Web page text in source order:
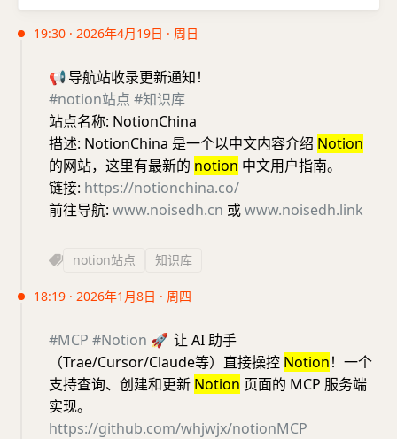
19:30 · 2026年4月19日 · 周日
📢导航站收录更新通知！
#notion站点 #知识库
站点名称: NotionChina
描述: NotionChina 是一个以中文内容介绍 Notion
的网站，这里有最新的 notion 中文用户指南。
链接: https://notionchina.co/
前往导航: www.noisedh.cn 或www.noisedh.link
notion站点 知识库
18:19 · 2026年1月8日 · 周四
#MCP #Notion 🚀 让 AI 助手
（Trae/Cursor/Claude等）直接操控 Notion！一个
支持查询、创建和更新 Notion 页面的 MCP 服务端
实现。
https://github.com/whjwjx/notionMCP